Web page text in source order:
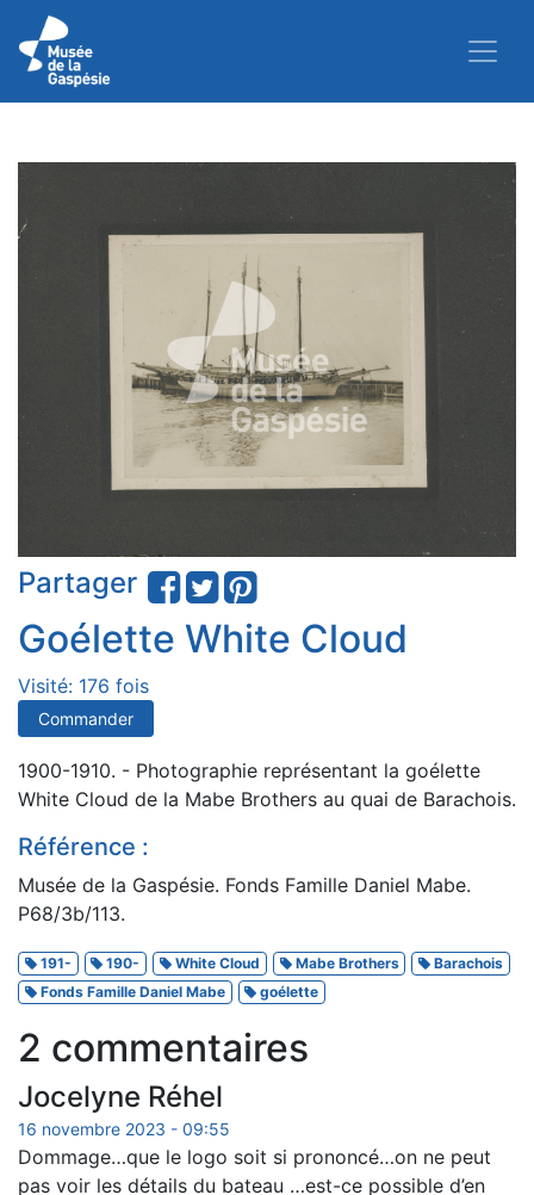
Partager
Goélette White Cloud
Visité: 176 fois
Commander
1900-1910. - Photographie représentant la goélette
White Cloud de la Mabe Brothers au quai de Barachois.
Référence :
Musée de la Gaspésie. Fonds Famille Daniel Mabe.
P68/3b/113.
191- 190- White Cloud Mabe Brothers
Barachois
Fonds Famille Daniel Mabe
goélette
2 commentaires
Jocelyne Réhel
16 novembre 2023 - 09:55
Dommage…que le logo soit si prononcé…on ne peut
pas voir les détails du bateau …est-ce possible d’en